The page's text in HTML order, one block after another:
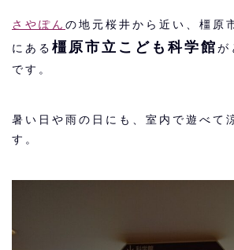
さやぽん の地元桜井から近い、橿原
にある 橿原市立こども科学館が
です。
暑い日や雨の日にも、室内で遊べて
す。